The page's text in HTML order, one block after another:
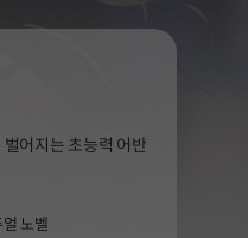
어지는 초능력 어반
노벨